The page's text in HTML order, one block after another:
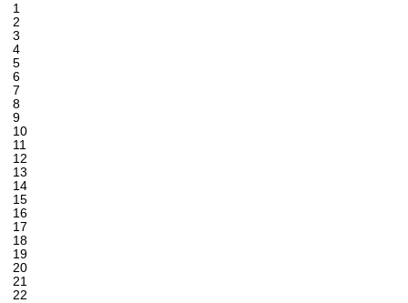
1
2
3
4
5
6
7
8
9
10
11
12
13
14
15
16
17
18
19
20
21
22